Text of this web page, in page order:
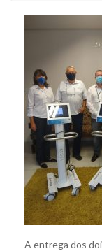
A entrega dos